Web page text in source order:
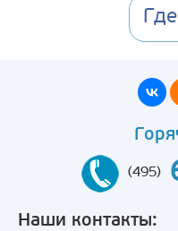
(495)
Наши контакты: